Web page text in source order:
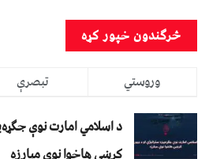
تبصرې
وروستي
د اسلامي امارت نوې